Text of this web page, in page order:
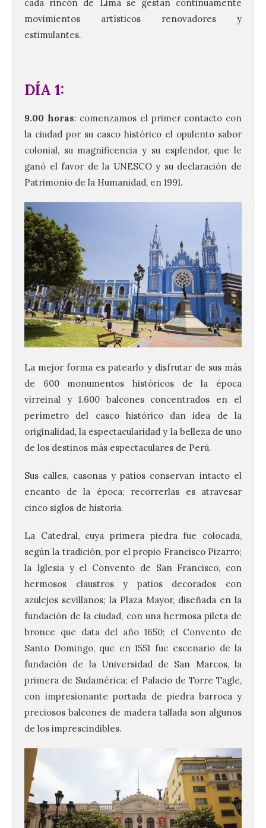
cada rincón de Lima se gestan continuamente
movimientos artísticos renovadores y
estimulantes.
DÍA 1:
9.00 horas: comenzamos el primer contacto con
la ciudad por su casco histórico el opulento sabor
colonial, su magnificencia y su esplendor, que le
ganó el favor de la UNESCO y su declaración de
Patrimonio de la Humanidad, en 1991.
La mejor forma es patearlo y disfrutar de sus más
de 600 monumentos históricos de la época
virreinal y 1.600 balcones concentrados en el
perímetro del casco histórico dan idea de la
originalidad, la espectacularidad y la belleza de uno
de los destinos más espectaculares de Perú.
Sus calles, casonas y patios conservan intacto el
encanto de la época; recorrerlas es atravesar
cinco siglos de historia.
La Catedral, cuya primera piedra fue colocada,
según la tradición, por el propio Francisco Pizarro;
la Iglesia y el Convento de San Francisco, con
hermosos claustros y patios decorados con
azulejos sevillanos; la Plaza Mayor, diseñada en la
fundación de la ciudad, con una hermosa pileta de
bronce que data del año 1650; el Convento de
Santo Domingo, que en 1551 fue escenario de la
fundación de la Universidad de San Marcos, la
primera de Sudamérica; el Palacio de Torre Tagle,
con impresionante portada de piedra barroca y
preciosos balcones de madera tallada son algunos
de los imprescindibles.